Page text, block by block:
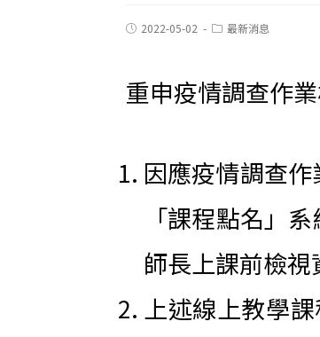
2022-05-02 最新消息
重申疫情調查作
因應疫情調查
「課程點名」
師長上課前檢視
上述線上教學